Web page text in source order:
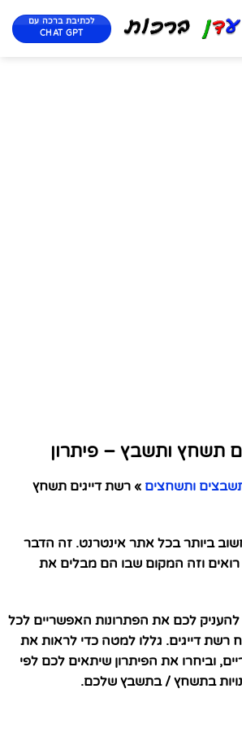
לכתיבת ברכה עם
CHAT GPT
תשחץ ותשבץ – פיתרון
ותשחצים » רשת דייגים תשחץ
ביותר בכל אתר אינטרנט. זה הדבר
וזה המקום שבו הם מבלים את
להעניק לכם את הפתרונות האפשריים לכל
רשת דייגים. גללו למטה כדי לראות את
וביחרו את הפיתרון שיתאים לכם לפי
בתשחץ / בתשבץ שלכם.